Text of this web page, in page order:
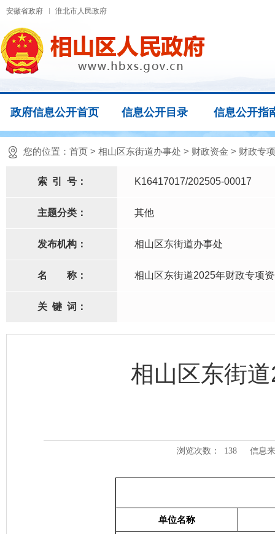
安徽省政府 淮北市人民政府
政府信息公开首页 信息公开目录 信息公开指
您的位置： 首页 > 相山区东街道办事处 > 财政资金 > 财政专
索 引 号： K16417017/202505-00017
主题分类： 其他
发布机构： 相山区东街道办事处
名 称： 相山区东街道2025年财政专项
关 键 词：
相山区东街
浏览次数： 138 信息
单位名称